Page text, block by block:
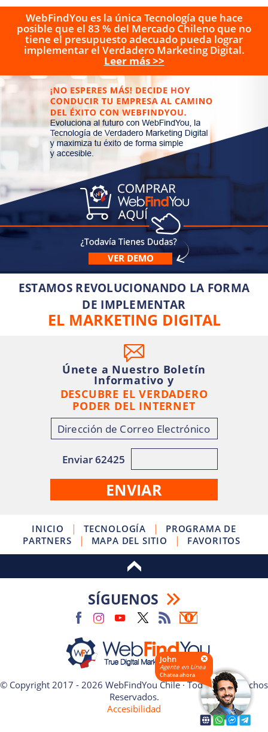
WebFindYou es la única Tecnología que hace
posible que el 83 % del Mercado Chileno que no
tiene el presupuesto adecuado pueda lograr
implementar el Verdadero Marketing Digital.
Leer más >>
VER DEMO
ESTAMOS REVOLUCIONANDO LA FORMA
DE IMPLEMENTAR
EL MARKETING DIGITAL
Únete a Nuestro Boletín
Informativo y
DESCUBRE EL VERDADERO
PODER DEL INTERNET
Enviar 62425
INICIO | TECNOLOGÍA |
PROGRAMA DE
PARTNERS
| MAPA DEL SITIO | FAVORITOS
SÍGUENOS
© Copyright 2017 - 2026 WebFindYou Chile · Todos los Derechos
Reservados.
Accesibilidad
John
Agente en Línea
Chatea ahora